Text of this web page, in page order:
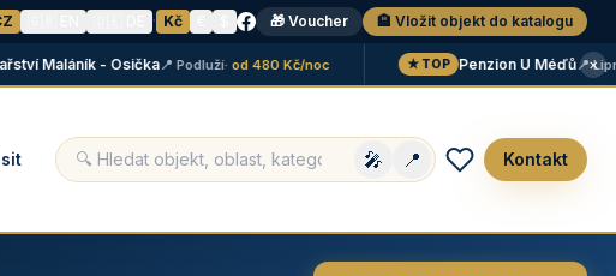
· Kč 🎁 Voucher 🏨 Vložit objekt do katalogu
Maláník - Osička📍 Podluží· od 480 Kč/noc ★ TOP Penzion U Méďů📍 Lipno·
×
🎤 📍 Kontakt